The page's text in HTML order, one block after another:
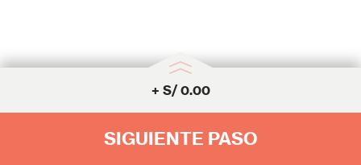
Complementos
+ S/0.00
SIGUIENTE PASO